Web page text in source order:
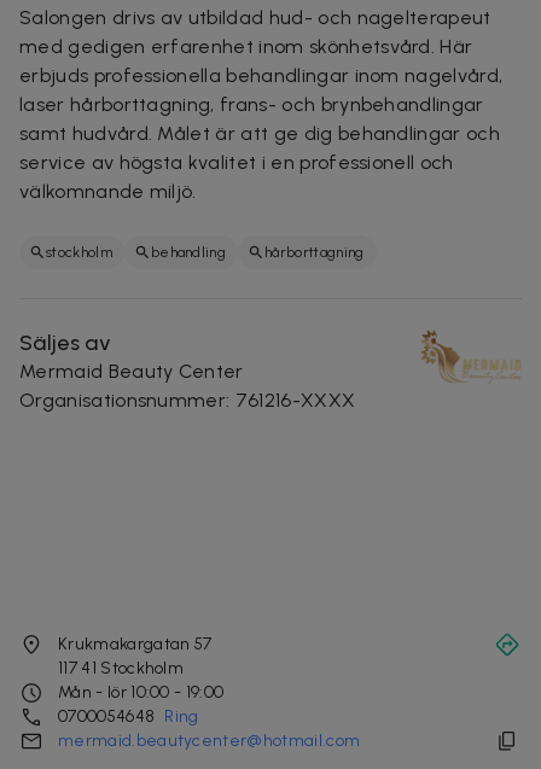
Salongen drivs av utbildad hud- och nagelterapeut
med gedigen erfarenhet inom skönhetsvård. Här
erbjuds professionella behandlingar inom nagelvård,
laser hårborttagning, frans- och brynbehandlingar
samt hudvård. Målet är att ge dig behandlingar och
service av högsta kvalitet i en professionell och
välkomnande miljö.
stockholm behandling hårborttagning
Säljes av
Mermaid Beauty Center
Organisationsnummer: 761216-XXXX
Krukmakargatan 57
117 41 Stockholm
Mån - lör 10:00 - 19:00
0700054648 Ring
mermaid.beautycenter@hotmail.com